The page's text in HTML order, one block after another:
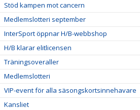
Stöd kampen mot cancern
Medlemslotteri september
InterSport öppnar H/B-webbshop
H/B klarar elitlicensen
Träningsoveraller
Medlemslotteri
VIP-event för alla säsongskortsinnehavare
Kansliet